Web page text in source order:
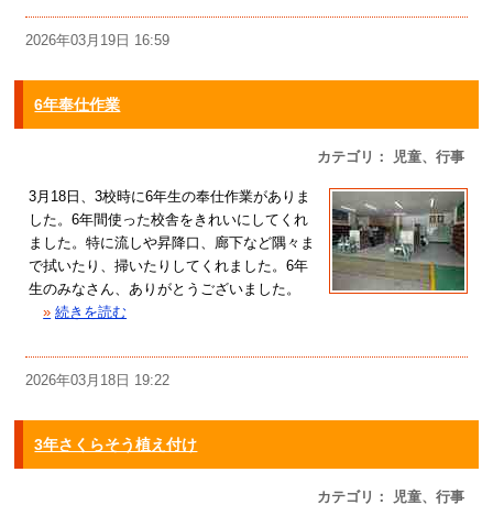
2026年03月19日 16:59
6年奉仕作業
カテゴリ： 児童、行事
3月18日、3校時に6年生の奉仕作業がありま
した。6年間使った校舎をきれいにしてくれ
ました。特に流しや昇降口、廊下など隅々ま
で拭いたり、掃いたりしてくれました。6年
生のみなさん、ありがとうございました。
» 続きを読む
2026年03月18日 19:22
3年さくらそう植え付け
カテゴリ： 児童、行事